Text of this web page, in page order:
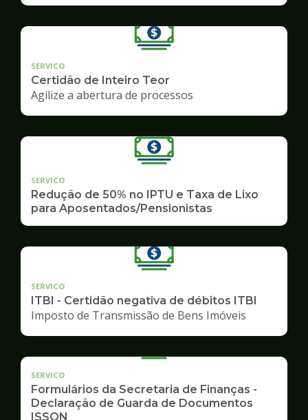
SERVICO
Certidão de Inteiro Teor
Agilize a abertura de processos
SERVICO
Redução de 50% no IPTU e Taxa de Lixo
para Aposentados/Pensionistas
SERVICO
ITBI - Certidão negativa de débitos ITBI
Imposto de Transmissão de Bens Imóveis
SERVICO
Formulários da Secretaria de Finanças -
Declaração de Guarda de Documentos
ISSQN